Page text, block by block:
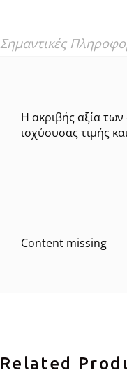
Σημαντικές
Η ακριβής αξία
ισχύουσας τιμής
Content missing
Related